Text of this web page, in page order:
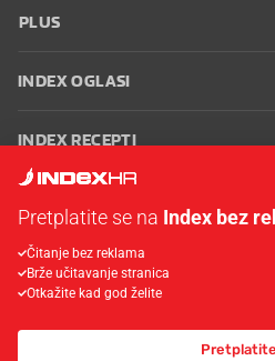
PLUS
INDEX OGLASI
INDEX RECEPTI
Oglašavanje Zaposli se na Indexu
korištenja
Postavke kolačića
Pretplatite se na Index bez
Čitanje bez reklama
Brže učitavanje stranica
Otkažite kad god želite